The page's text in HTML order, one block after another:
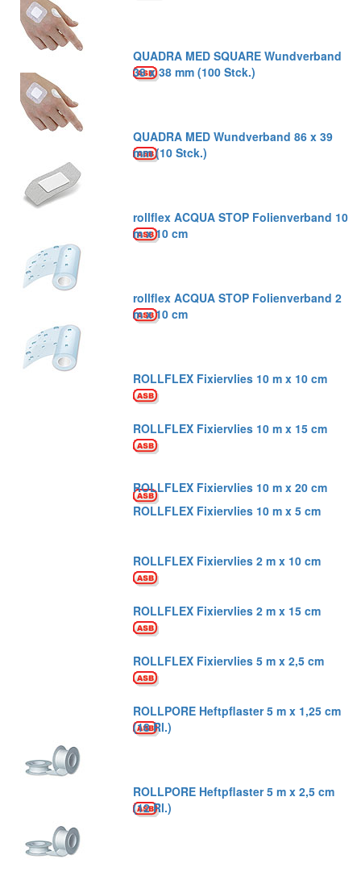
QUADRA MED SQUARE Wundverband
38 x 38 mm (100 Stck.)
QUADRA MED Wundverband 86 x 39
mm (10 Stck.)
rollflex ACQUA STOP Folienverband 10
m x 10 cm
rollflex ACQUA STOP Folienverband 2
m x 10 cm
ROLLFLEX Fixiervlies 10 m x 10 cm
ROLLFLEX Fixiervlies 10 m x 15 cm
ROLLFLEX Fixiervlies 10 m x 20 cm
ROLLFLEX Fixiervlies 10 m x 5 cm
ROLLFLEX Fixiervlies 2 m x 10 cm
ROLLFLEX Fixiervlies 2 m x 15 cm
ROLLFLEX Fixiervlies 5 m x 2,5 cm
ROLLPORE Heftpflaster 5 m x 1,25 cm
(18 Rl.)
ROLLPORE Heftpflaster 5 m x 2,5 cm
(12 Rl.)